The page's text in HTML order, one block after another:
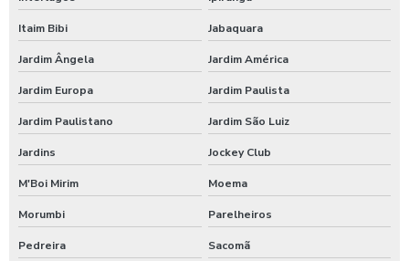
Empresas de terceirização de alimentação
Empresas fornecedoras de alimentação coletiva
Empresas preparadoras de refeições coletivas
Empresas prestadoras de serviços de alimentação coletiva
Empresas que fornecem alimentação para empresas
Empresas que fornecem refeições coletivas
Empresas que prestam serviços de alimentação coletiva
Itaim Bibi Jabaquara
Jardim Ângela Jardim América
Jardim Europa Jardim Paulista
Jardim Paulistano Jardim São Luiz
Jardins Jockey Club
M'Boi Mirim Moema
Morumbi Parelheiros
Pedreira Sacomã